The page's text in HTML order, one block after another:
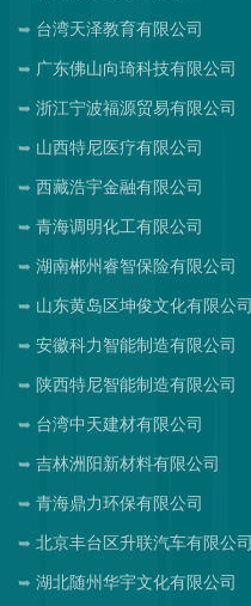
台湾天泽教育有限公司
广东佛山向琦科技有限公司
浙江宁波福源贸易有限公司
山西特尼医疗有限公司
西藏浩宇金融有限公司
青海调明化工有限公司
湖南郴州睿智保险有限公司
山东黄岛区坤俊文化有限公司
安徽科力智能制造有限公司
陕西特尼智能制造有限公司
台湾中天建材有限公司
吉林洲阳新材料有限公司
青海鼎力环保有限公司
北京丰台区升联汽车有限公司
湖北随州华宇文化有限公司